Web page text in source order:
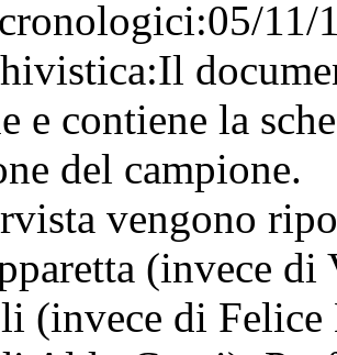
05/11/
Il
e contiene la
del campione.
vengono
(invece di
(invece di